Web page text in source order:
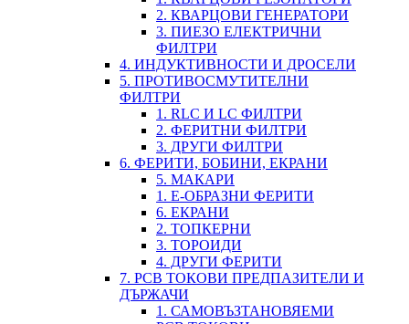
2. КВАРЦОВИ ГЕНЕРАТОРИ
3. ПИЕЗО ЕЛЕКТРИЧНИ
ФИЛТРИ
4. ИНДУКТИВНОСТИ И ДРОСЕЛИ
5. ПРОТИВОСМУТИТЕЛНИ
ФИЛТРИ
1. RLC И LC ФИЛТРИ
2. ФЕРИТНИ ФИЛТРИ
3. ДРУГИ ФИЛТРИ
6. ФЕРИТИ, БОБИНИ, ЕКРАНИ
5. МАКАРИ
1. Е-ОБРАЗНИ ФЕРИТИ
6. ЕКРАНИ
2. ТОПКЕРНИ
3. ТОРОИДИ
4. ДРУГИ ФЕРИТИ
7. PCB ТОКОВИ ПРЕДПАЗИТЕЛИ И
ДЪРЖАЧИ
1. САМОВЪЗТАНОВЯЕМИ